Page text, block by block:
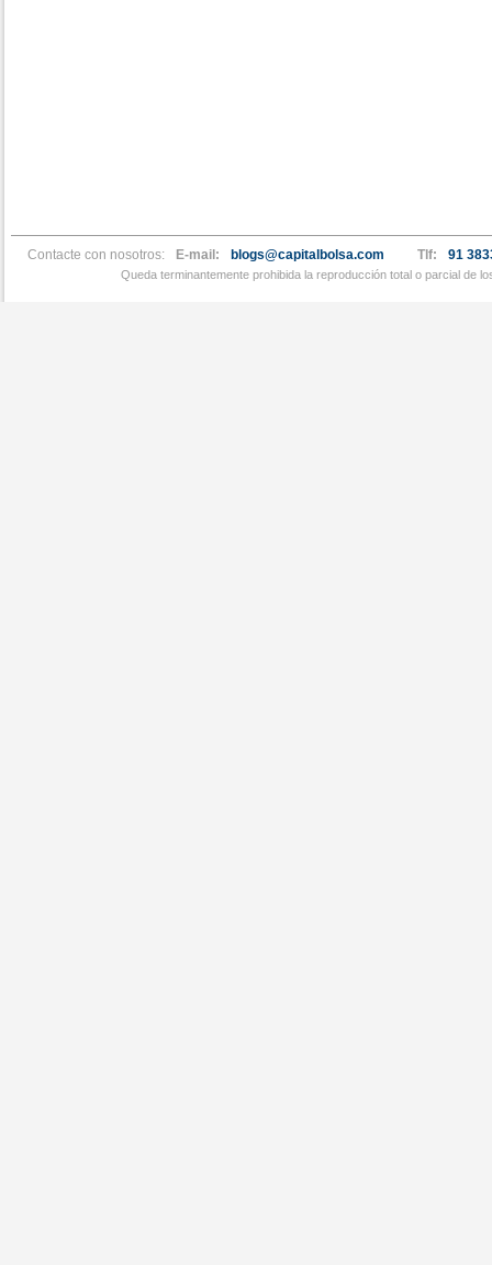
Contacte con nosotros: E-mail: blogs@capitalbolsa.com Tlf: 91
Queda terminantemente prohibida la reproducción total o parcial de